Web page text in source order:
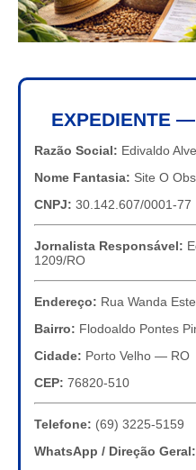
EXPEDIENTE
Razão Social: Edivaldo
Nome Fantasia: Site O
CNPJ: 30.142.607/0001-77
Jornalista Responsável:
1209/RO
Endereço: Rua Wanda
Bairro: Flodoaldo Pontes
Cidade: Porto Velho — RO
CEP: 76820-510
Telefone: (69) 3225-5159
WhatsApp / Direção Geral: